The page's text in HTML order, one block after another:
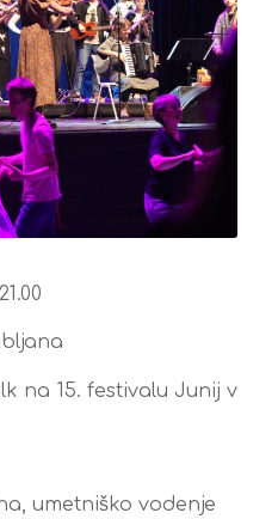
na 15. festivalu Junij v
umetniško vodenje